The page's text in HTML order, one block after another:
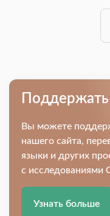
Вы можете
нашего сайта,
языки и других
с исследованиями
Узнать больше